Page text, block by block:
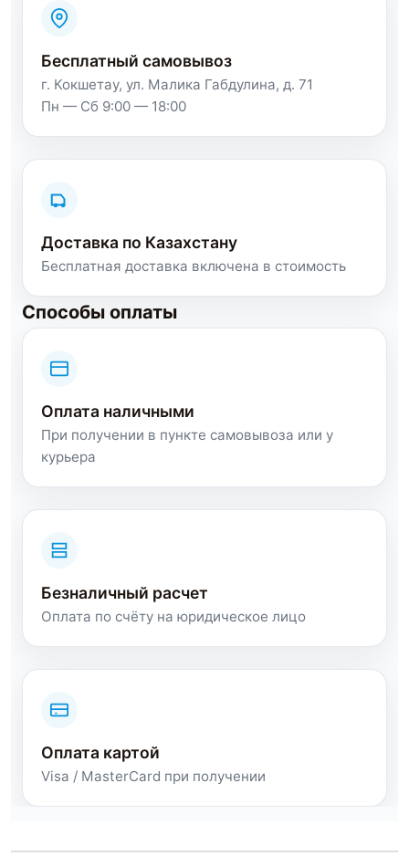
Бесплатный самовывоз
г. Кокшетау, ул. Малика Габдулина, д. 71
Пн — Сб 9:00 — 18:00
Доставка по Казахстану
Бесплатная доставка включена в стоимость
Способы оплаты
Оплата наличными
При получении в пункте самовывоза или у
курьера
Безналичный расчет
Оплата по счёту на юридическое лицо
Оплата картой
Visa / MasterCard при получении